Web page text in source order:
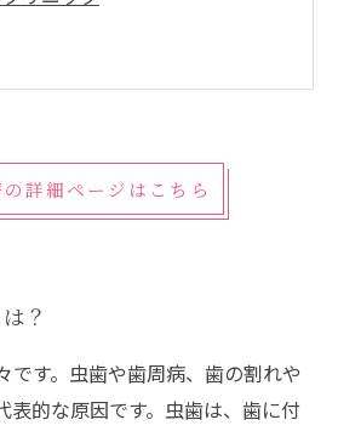
詳細ページはこちら
？
です。虫歯や歯周病、歯の割れや
表的な原因です。虫歯は、歯に付